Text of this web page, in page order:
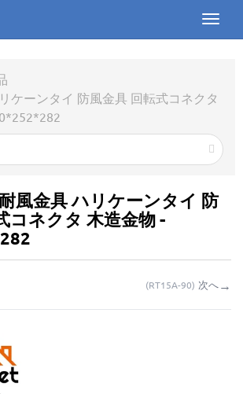
Toggle
ケーンタイ 防風金具 回転式コネクタ
風金具 ハリケーンタイ 防
コネクタ 木造金物 -
(RT15A-90) 次へ→